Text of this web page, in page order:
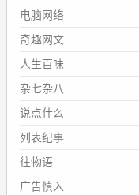
电脑网络
奇趣网文
人生百味
杂七杂八
说点什么
列表纪事
往物语
广告慎入